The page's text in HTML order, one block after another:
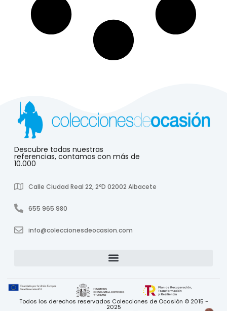
Descubre todas nuestras
referencias, contamos con más de
10.000
Calle Ciudad Real 22, 2ºD 02002 Albacete
655 965 980
info@coleccionesdeocasion.com
Todos los derechos reservados Colecciones de Ocasión © 2015 -
2025